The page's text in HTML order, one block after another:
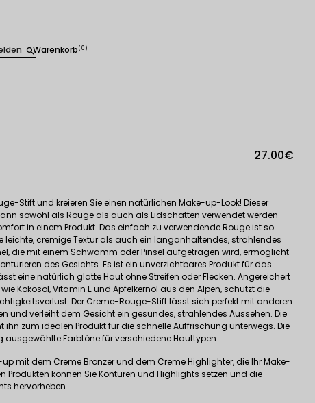
searchWarenkorb(0)
27.00€
Stift und kreieren Sie einen natürlichen Make-up-Look! Dieser
sowohl als Rouge als auch als Lidschatten verwendet werden
in einem Produkt. Das einfach zu verwendende Rouge ist so
leichte, cremige Textur als auch ein langanhaltendes, strahlendes
die mit einem Schwamm oder Pinsel aufgetragen wird, ermöglicht
des Gesichts. Es ist ein unverzichtbares Produkt für das
eine natürlich glatte Haut ohne Streifen oder Flecken. Angereichert
Kokosöl, Vitamin E und Apfelkernöl aus den Alpen, schützt die
Der Creme-Rouge-Stift lässt sich perfekt mit anderen
und verleiht dem Gesicht ein gesundes, strahlendes Aussehen. Die
zum idealen Produkt für die schnelle Auffrischung unterwegs. Die
Farbtöne für verschiedene Hauttypen.
mit dem Creme Bronzer und dem Creme Highlighter, die Ihr Make-
Produkten können Sie Konturen und Highlights setzen und die
hervorheben.